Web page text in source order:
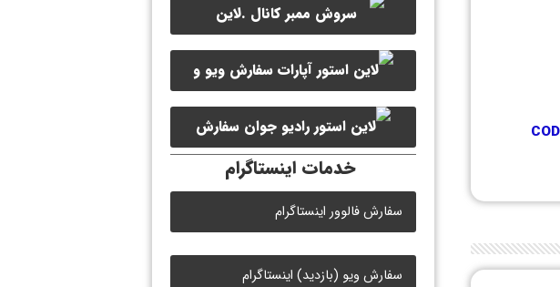
سفارش ممبر کانال سروش
سفارش ویو و
لایک ویدیو آپارات
سفارش
لایک رادیو جوان
خدمات اینستاگرام
سفارش فالوور اینستاگرام
سفارش ویو (بازدید) اینستاگرام